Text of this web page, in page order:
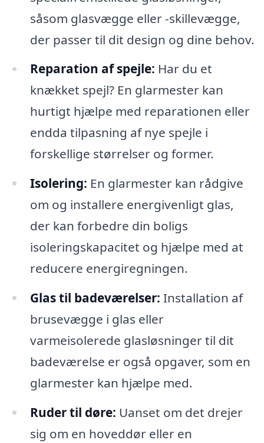
såsom glasvægge eller -skillevægge,
der passer til dit design og dine behov.
Reparation af spejle: Har du et
knækket spejl? En glarmester kan
hurtigt hjælpe med reparationen eller
endda tilpasning af nye spejle i
forskellige størrelser og former.
Isolering: En glarmester kan rådgive
om og installere energivenligt glas,
der kan forbedre din boligs
isoleringskapacitet og hjælpe med at
reducere energiregningen.
Glas til badeværelser: Installation af
brusevægge i glas eller
varmeisolerede glasløsninger til dit
badeværelse er også opgaver, som en
glarmester kan hjælpe med.
Ruder til døre: Uanset om det drejer
sig om en hoveddør eller en